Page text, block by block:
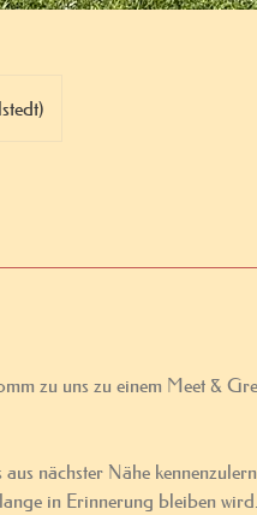
zu uns zu einem Meet &
nächster Nähe
in Erinnerung bleiben wird.